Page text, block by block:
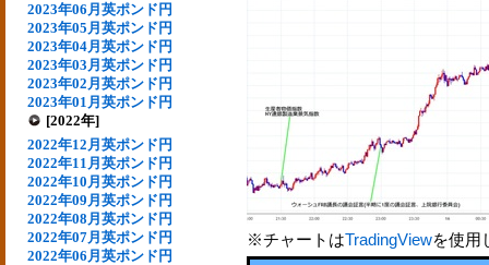
2023年06月英ポンド円
2023年05月英ポンド円
2023年04月英ポンド円
2023年03月英ポンド円
2023年02月英ポンド円
2023年01月英ポンド円
[2022年]
2022年12月英ポンド円
2022年11月英ポンド円
2022年10月英ポンド円
2022年09月英ポンド円
2022年08月英ポンド円
2022年07月英ポンド円
2022年06月英ポンド円
※チャートはTradingViewを使用